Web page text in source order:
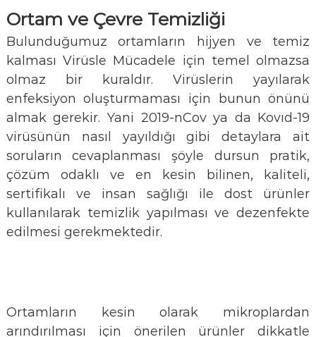
Ortam ve Çevre Temizliği
Bulunduğumuz ortamların hijyen ve temiz
kalması Virüsle Mücadele için temel olmazsa
olmaz bir kuraldır. Virüslerin yayılarak
enfeksiyon oluşturmaması için bunun önünü
almak gerekir. Yani 2019-nCov ya da Kovıd-19
virüsünün nasıl yayıldığı gibi detaylara ait
soruların cevaplanması şöyle dursun pratik,
çözüm odaklı ve en kesin bilinen, kaliteli,
sertifikalı ve insan sağlığı ile dost ürünler
kullanılarak temizlik yapılması ve dezenfekte
edilmesi gerekmektedir.
Ortamların kesin olarak mikroplardan
arındırılması için önerilen ürünler dikkatle